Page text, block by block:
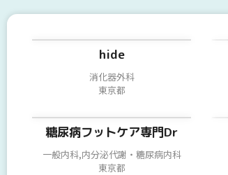
hide
消化器外科
東京都
糖尿病フットケア専門Dr
一般内科,内分泌代謝・糖尿病内科
東京都